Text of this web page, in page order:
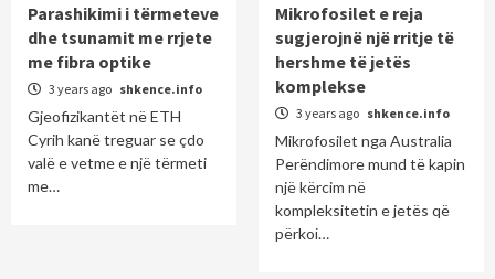
Parashikimi i tërmeteve
dhe tsunamit me rrjete
me fibra optike
3 years ago shkence.info
Gjeofizikantët në ETH
Cyrih kanë treguar se çdo
valë e vetme e një tërmeti
me…
Mikrofosilet e reja
sugjerojnë një rritje të
hershme të jetës
komplekse
3 years ago shkence.info
Mikrofosilet nga Australia
Perëndimore mund të kapin
një kërcim në
kompleksitetin e jetës që
përkoi…